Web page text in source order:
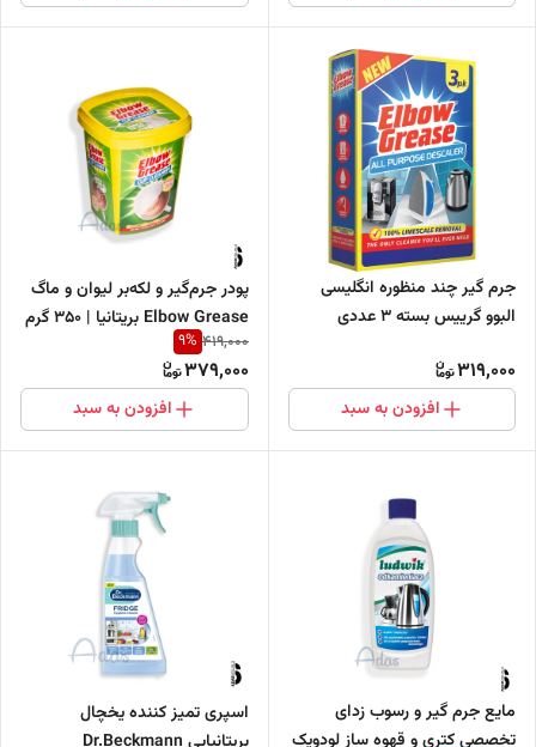
جرم گیر چند منظوره انگلیسی
البوو گرییس بسته 3 عددی
319,000
افزودن به سبد
پودر جرم‌گیر و لکه‌بر لیوان و ماگ
Elbow Grease بریتانیا | 350 گرم
419,000
9%
379,000
افزودن به سبد
مایع جرم گیر و رسوب زدای
تخصصی کتری و قهوه ساز لودویک
اسپری تمیز کننده یخچال